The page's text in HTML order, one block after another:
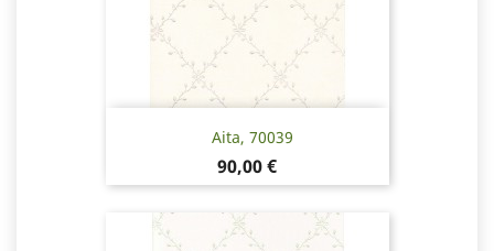
Aita, 70039
Pris
90,00 €